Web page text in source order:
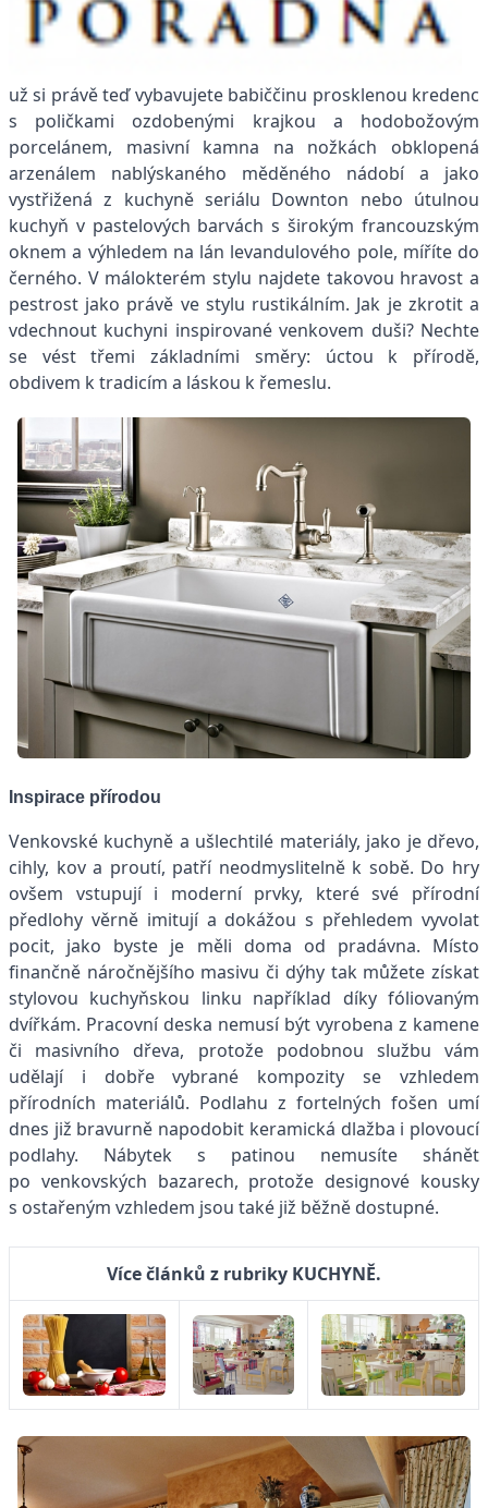
už si právě teď vybavujete babiččinu prosklenou kredenc
s poličkami ozdobenými krajkou a hodobožovým
porcelánem, masivní kamna na nožkách obklopená
arzenálem nablýskaného měděného nádobí a jako
vystřižená z kuchyně seriálu Downton nebo útulnou
kuchyň v pastelových barvách s širokým francouzským
oknem a výhledem na lán levandulového pole, míříte do
černého. V málokterém stylu najdete takovou hravost a
pestrost jako právě ve stylu rustikálním. Jak je zkrotit a
vdechnout kuchyni inspirované venkovem duši? Nechte
se vést třemi základními směry: úctou k přírodě,
obdivem k tradicím a láskou k řemeslu.
Inspirace přírodou
Venkovské kuchyně a ušlechtilé materiály, jako je dřevo,
cihly, kov a proutí, patří neodmyslitelně k sobě. Do hry
ovšem vstupují i moderní prvky, které své přírodní
předlohy věrně imitují a dokážou s přehledem vyvolat
pocit, jako byste je měli doma od pradávna. Místo
finančně náročnějšího masivu či dýhy tak můžete získat
stylovou kuchyňskou linku například díky fóliovaným
dvířkám. Pracovní deska nemusí být vyrobena z kamene
či masivního dřeva, protože podobnou službu vám
udělají i dobře vybrané kompozity se vzhledem
přírodních materiálů. Podlahu z fortelných fošen umí
dnes již bravurně napodobit keramická dlažba i plovoucí
podlahy. Nábytek s patinou nemusíte shánět
po venkovských bazarech, protože designové kousky
s ostařeným vzhledem jsou také již běžně dostupné.
Více článků z rubriky KUCHYNĚ.